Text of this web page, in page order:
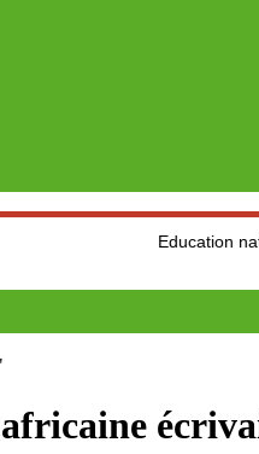
Education nationale :